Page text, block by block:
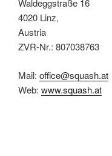
Waldeggstraße 16
4020 Linz,
Austria
ZVR-Nr.: 807038763
Mail: office@squash.at
Web: www.squash.at